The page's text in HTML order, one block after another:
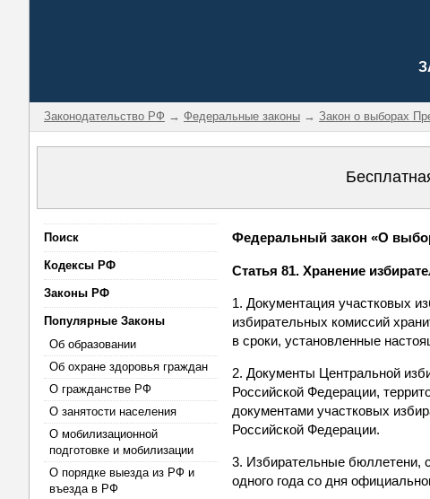
Законодательство РФ → Федеральные законы → Закон о выборах
Поиск
Кодексы РФ
Законы РФ
Популярные Законы
Об образовании
Об охране здоровья граждан
О гражданстве РФ
О занятости населения
О мобилизационной
подготовке и мобилизации
О порядке выезда из РФ и
въезда в РФ
Федеральный закон «О
Статья 81. Хранение
1. Документация участковых
избирательных комиссий
в сроки, установленные
2. Документы Центральной
Российской Федерации,
документами участковых
Российской Федерации.
3. Избирательные бюллетени,
одного года со дня